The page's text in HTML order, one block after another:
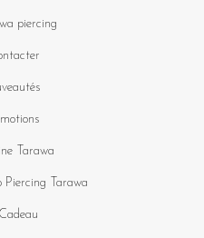
piercing
Tarawa
Piercing Tarawa